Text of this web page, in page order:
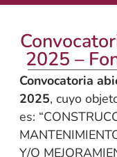
2025 –
Convocatoria
2025, cuyo
es:
Y/O